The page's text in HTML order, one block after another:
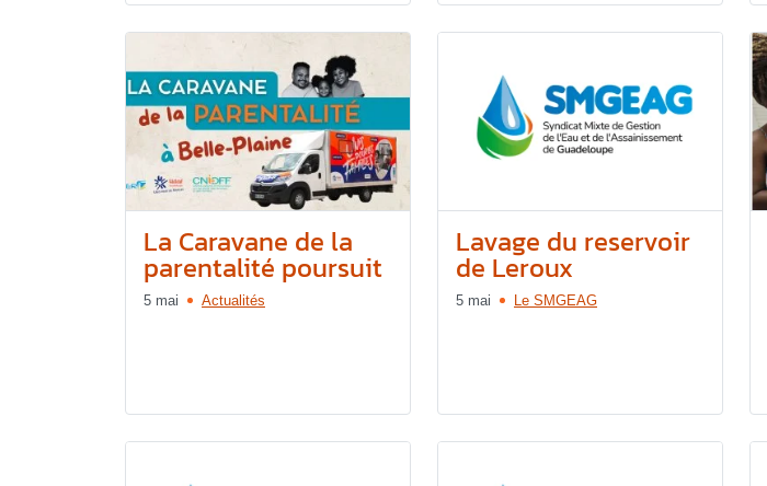
La Caravane de la
parentalité poursuit
5 mai Actualités
Lavage du reservoir
de Leroux
5 mai Le SMGEAG